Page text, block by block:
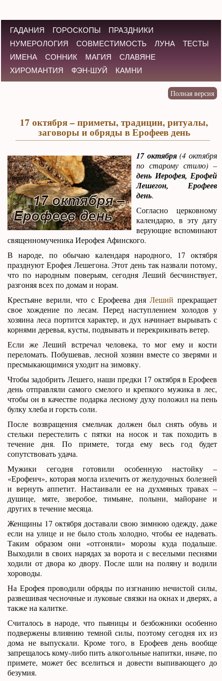
ГАДАНИЯ ГОРОСКОПЫ
ПРАЗДНИКИ
НУМЕРОЛОГИЯ
СОВМЕСТИМОСТЬ ЛУНА
ТЕСТЫ
ИМЕНА
СОННИК МАГИЯ
СЛАВЯНЕ
ХИРОМАНТИЯ
ФЭН-ШУЙ КАМНИ
17 октября – приметы, традиции, ритуалы,
заговоры и обряды в Ерофеев день
17 октября(4 октября
по старому стилю) –
день Иерофея, Ерофей
Лешегон, Ерофеев
день.
Согласно церковному
календарю, в эту дату
верующие вспоминают
священномученика Иерофея Афинского.
В народе, по обычаю календаря народного, 17 октября
празднуют Ерофея Лешегона. Этот день так назвали потому,
что по народным поверьям, сегодня Леший бесчинствует,
разгоняя всех по домам и норам.
Крестьяне верили, что с Ерофеева дняЛеший прекращает
свое хождение по лесам. Перед наступлением холодов у
хозяина леса портится характер, и дух начинает вырывать с
корнями деревья, кусты, подвывать и перекрикивать ветер.
Если же Леший встречал человека, то мог ему и кости
переломать. Побушевав, лесной хозяин вместе со зверями и
пресмыкающимися уходит на зимовку.
Чтобы задобрить Лешего, наши предки 17 октября в Ерофеев
день отправляли самого смелого и крепкого мужика в лес,
чтобы он в качестве подарка лесному духу положил на пень
булку хлеба и горсть соли.
После возвращения смельчак должен был снять обувь и
стельки перестелить с пятки на носок и так походить в
течение дня. По примете, тогда ему весь год будет
сопутствовать удача.
Мужики сегодня готовили особенную настойку –
«Ерофеич», которая могла излечить от желудочных болезней
и вернуть аппетит. Настаивали ее на духмяных травах –
душице, мяте, зверобое, тимьяне, полыни, майоране и
других в течение месяца.
Женщины 17 октября доставали свою зимнюю одежду, даже
если на улице и не было столь холодно, чтобы ее надевать.
Таким образом они «отгоняли» морозы куда подальше.
Выходили в своих нарядах за ворота и с веселыми песнями
ходили от двора ко двору. После шли на поляну и водили
хороводы.
На Ерофея проводили обряды по изгнанию нечистой силы,
развешивая чесночные и луковые связки на окнах и дверях, а
также на калитке.
Считалось в народе, что пьяницы и безбожники особенно
подвержены влиянию темной силы, поэтому сегодня их из
дома не выпускали. Кроме того, в Ерофеев день вообще
запрещалось кому-либо пить алкогольные напитки, иначе, по
примете, может бес вселиться и довести выпивающего до
безумия.